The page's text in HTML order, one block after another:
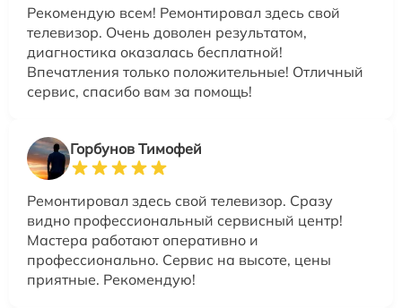
Рекомендую всем! Ремонтировал здесь свой
телевизор. Очень доволен результатом,
диагностика оказалась бесплатной!
Впечатления только положительные! Отличный
сервис, спасибо вам за помощь!
Горбунов Тимофей
Ремонтировал здесь свой телевизор. Сразу
видно профессиональный сервисный центр!
Мастера работают оперативно и
профессионально. Сервис на высоте, цены
приятные. Рекомендую!